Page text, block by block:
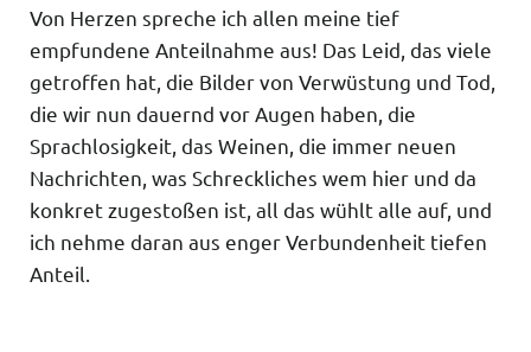
Von Herzen spreche ich allen meine tief
empfundene Anteilnahme aus! Das Leid, das viele
getroffen hat, die Bilder von Verwüstung und Tod,
die wir nun dau­ernd vor Augen haben, die
Sprachlosigkeit, das Weinen, die immer neuen
Nachrichten, was Schreckliches wem hier und da
konkret zugestoßen ist, all das wühlt alle auf, und
ich nehme daran aus enger Verbundenheit tiefen
Anteil.